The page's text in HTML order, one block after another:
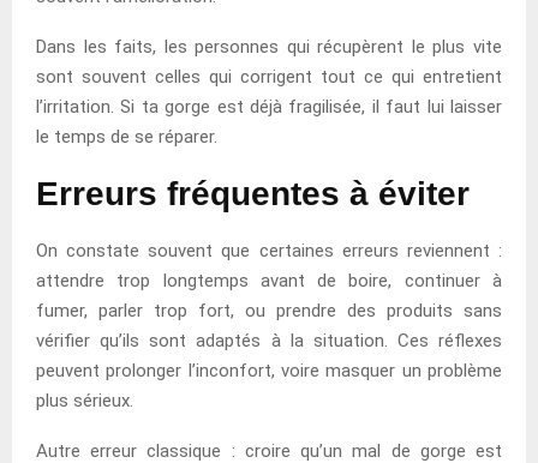
Dans les faits, les personnes qui récupèrent le plus vite
sont souvent celles qui corrigent tout ce qui entretient
l’irritation. Si ta gorge est déjà fragilisée, il faut lui laisser
le temps de se réparer.
Erreurs fréquentes à éviter
On constate souvent que certaines erreurs reviennent :
attendre trop longtemps avant de boire, continuer à
fumer, parler trop fort, ou prendre des produits sans
vérifier qu’ils sont adaptés à la situation. Ces réflexes
peuvent prolonger l’inconfort, voire masquer un problème
plus sérieux.
Autre erreur classique : croire qu’un mal de gorge est